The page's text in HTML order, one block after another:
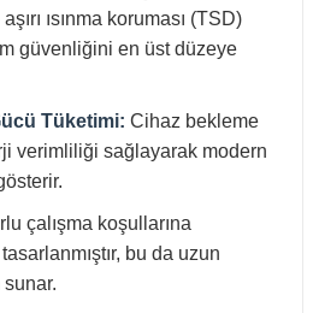
ısınma koruması (TSD)
güvenliğini en üst düzeye
Tüketimi: Cihaz bekleme
verimliliği sağlayarak modern
çalışma koşullarına
bu da uzun